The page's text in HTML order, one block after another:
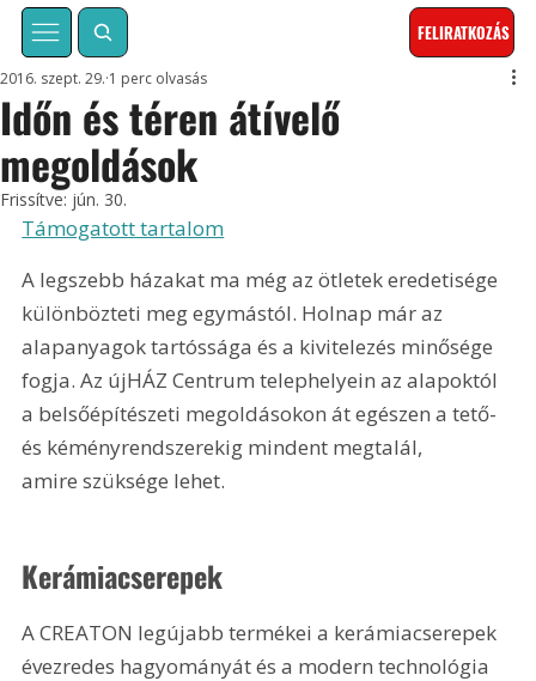
FELIRATKOZÁS
Időn és téren átívelő
megoldások
2016. szept. 29. 1 perc olvasás
Frissítve: jún. 30.
Támogatott tartalom
A legszebb házakat ma még az ötletek eredetisége
különbözteti meg egymástól. Holnap már az
alapanyagok tartóssága és a kivitelezés minősége
fogja. Az újHÁZ Centrum telephelyein az alapoktól
a belsőépítészeti megoldásokon át egészen a tető-
és kéményrendszerekig mindent megtalál,
amire szüksége lehet.
Kerámiacserepek
A CREATON legújabb termékei a kerámiacserepek
évezredes hagyományát és a modern technológia